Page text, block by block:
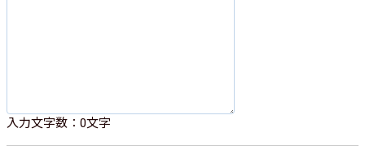
入力文字数： 0文字